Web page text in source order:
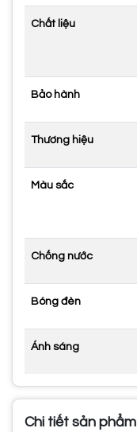
Chất liệu
Bảo hành
Thương hiệu
Màu sắc
Chống nước
Bóng đèn
Ánh sáng
Chi tiết sản phẩm